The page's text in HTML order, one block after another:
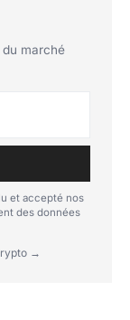
marché
et accepté nos
des données
→